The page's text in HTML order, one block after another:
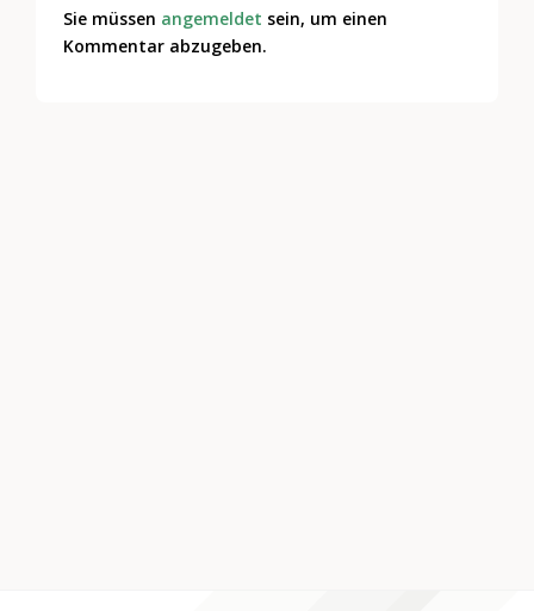
Sie müssen angemeldet sein, um einen
Kommentar abzugeben.